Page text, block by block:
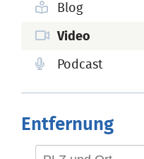
Blog
Video
Podcast
Entfernung